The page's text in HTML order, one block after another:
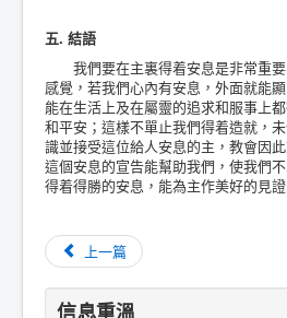
五. 結語
我們要在主裏得着安息是非常重要
感覺，若我們心內有安息，外面就能
能在生活上及在屬靈的追求和服事上
和平安；這樣不單止我們得着造就，
識並接受這位給人安息的主，教會因
這個安息的宣告能幫助我們，使我們
得着得勝的安息，能為主作美好的見證
上一篇
信息重溫